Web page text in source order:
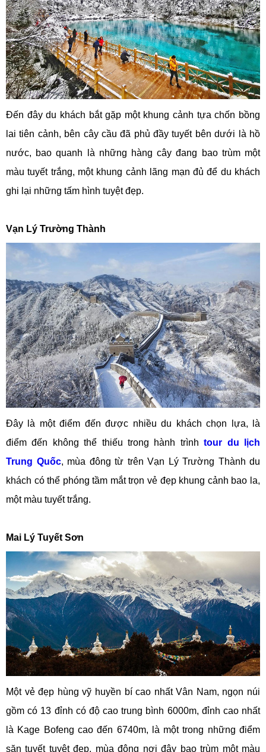
Đến đây du khách bắt gặp một khung cảnh tựa chốn bồng
lai tiên cảnh, bên cây cầu đã phủ đầy tuyết bên dưới là hồ
nước, bao quanh là những hàng cây đang bao trùm một
màu tuyết trắng, một khung cảnh lãng mạn đủ để du khách
ghi lại những tấm hình tuyệt đẹp.
Vạn Lý Trường Thành
Đây là một điểm đến được nhiều du khách chọn lựa, là
điểm đến không thể thiếu trong hành trìnhtour du lịch
Trung Quốc, mùa đông từ trên Vạn Lý Trường Thành du
khách có thể phóng tầm mắt trọn vẻ đẹp khung cảnh bao la,
một màu tuyết trắng.
Mai Lý Tuyết Sơn
Một vẻ đẹp hùng vỹ huyền bí cao nhất Vân Nam, ngọn núi
gồm có 13 đỉnh có độ cao trung bình 6000m, đỉnh cao nhất
là Kage Bofeng cao đến 6740m, là một trong những điểm
săn tuyết tuyệt đẹp, mùa đông nơi đây bao trùm một màu